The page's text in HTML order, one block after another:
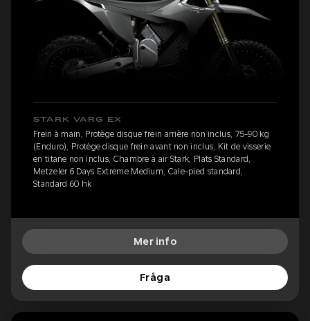
STARK VARG EX
Frein à main, Protège disque frein arrière non inclus, 75-90 kg
(Enduro), Protège disque frein avant non inclus, Kit de visserie
en titane non inclus, Chambre à air Stark, Plats Standard,
Metzeler 6 Days Extreme Medium, Cale-pied standard,
Standard 60 hk
Mer info
Fråga